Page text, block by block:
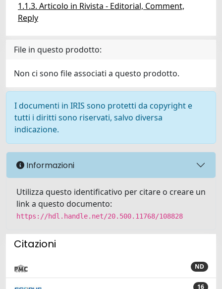
1.1.3. Articolo in Rivista - Editorial, Comment,
Reply
File in questo prodotto:
Non ci sono file associati a questo prodotto.
I documenti in IRIS sono protetti da copyright e
tutti i diritti sono riservati, salvo diversa
indicazione.
Informazioni
Utilizza questo identificativo per citare o creare un
link a questo documento:
https://hdl.handle.net/20.500.11768/108828
Citazioni
ND
16